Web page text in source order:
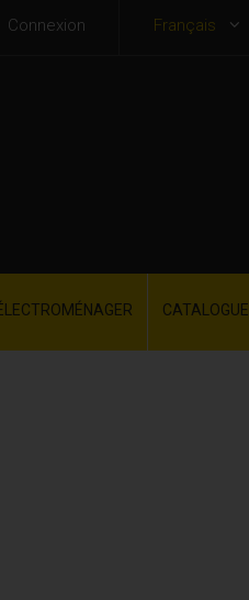
Français
Connexion
CATALOGUE